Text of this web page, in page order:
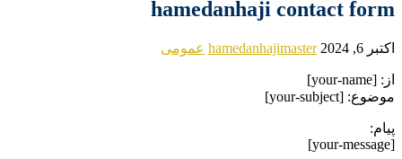
hamedanhaji contact form
اکتبر 6, 2024 hamedanhajimaster عمومی
از: [your-name]
موضوع: [your-subject]
پیام:
[your-message]